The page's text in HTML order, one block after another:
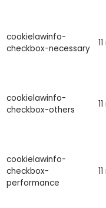
cookielawinfo-
checkbox-necessary
cookielawinfo-
checkbox-others
cookielawinfo-
checkbox-
performance